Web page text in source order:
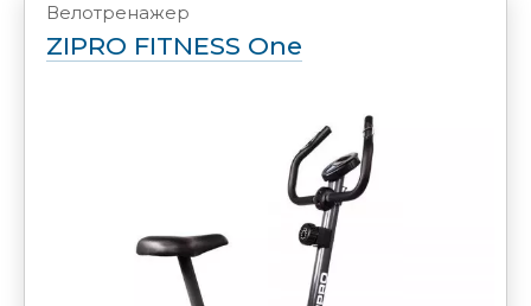
Велотренажер
ZIPRO FITNESS One